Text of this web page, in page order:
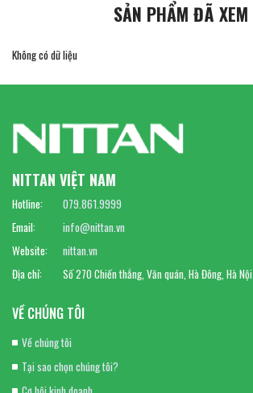
SẢN PHẨM ĐÃ XEM
Không có dữ liệu
NITTAN VIỆT NAM
Hotline:
079.861.9999
Email:
info@nittan.vn
Website:
nittan.vn
Địa chỉ:
Số 270 Chiến thắng, Văn quán, Hà Đông, Hà Nội
VỀ CHÚNG TÔI
Về chúng tôi
Tại sao chọn chúng tôi?